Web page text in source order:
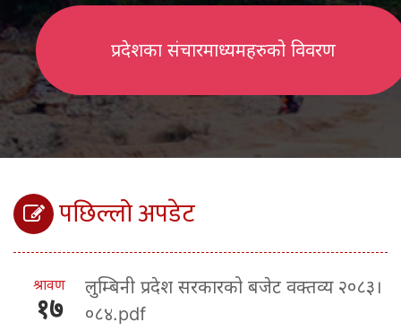
प्रदेशका संचारमाध्यमहरुको विवरण
पछिल्लो अपडेट
श्रावण
१७
लुम्बिनी प्रदेश सरकारको बजेट वक्तव्य २०८३।
०८४.pdf